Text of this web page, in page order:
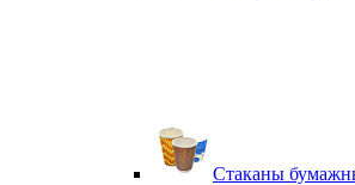
Стаканы